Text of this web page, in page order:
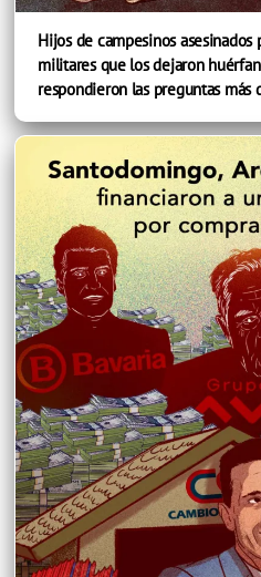
Hijos de campesinos
militares que los dejaron
respondieron las preguntas más